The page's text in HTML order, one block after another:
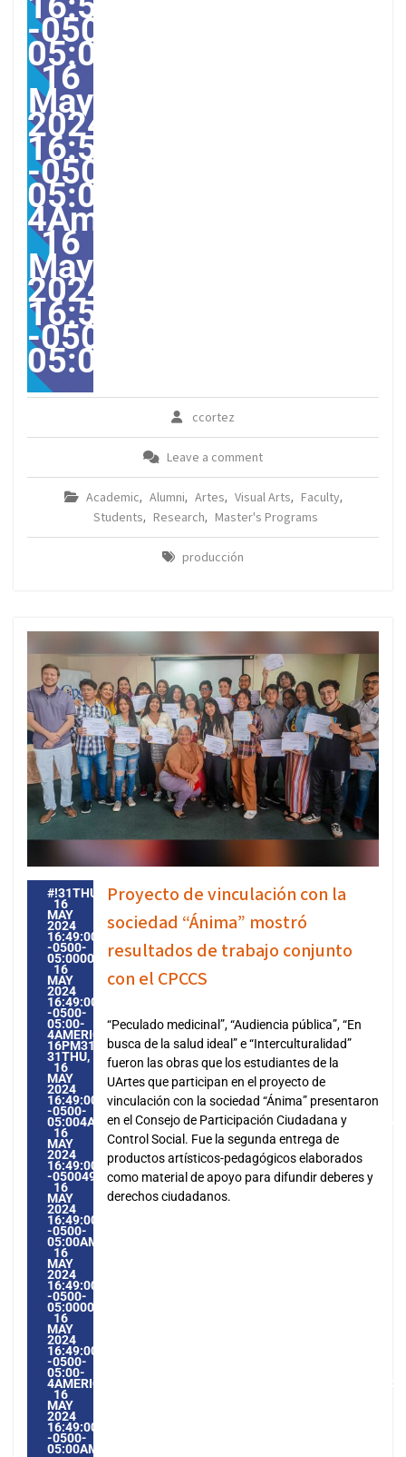
-0500-
05:000031#/31Thu,
16
May
2024
16:55:00
-0500-
05:00-
4America/
16
May
2024
16:55:00
-0500-
05:00America/
ccortez
Leave a comment
Academic, Alumni, Artes, Visual Arts, Faculty,
Students, Research, Master's Programs
producción
#!31THU,
16
MAY
2024
16:49:00
-0500-
05:000031#31THU,
16
MAY
2024
16:49:00
-0500-
05:00-
4AMERICA/GUAYAQUIL3131AMERICA/GUAYAQUIL202431
16PM31PM-
31THU,
16
MAY
2024
16:49:00
-0500-
05:004AMERICA/GUAYAQUIL3131AMERICA/
16
MAY
2024
16:49:00
-0500494495PMTHURSDAY=1009#!31THU,
16
MAY
2024
16:49:00
-0500-
05:00AMERICA/GUAYAQUIL5#MAY#!31THU,
16
MAY
2024
16:49:00
-0500-
05:000031#/31THU,
16
MAY
2024
16:49:00
-0500-
05:00-
4AMERICA/GUAYAQUIL3131AMERICA/
16
MAY
2024
16:49:00
-0500-
05:00AMERICA/GUAYAQUIL5#
Proyecto de vinculación con la
sociedad “Ánima” mostró
resultados de trabajo conjunto
con el CPCCS
“Peculado medicinal”, “Audiencia pública”, “En
busca de la salud ideal” e “Interculturalidad”
fueron las obras que los estudiantes de la
UArtes que participan en el proyecto de
vinculación con la sociedad “Ánima” presentaron
en el Consejo de Participación Ciudadana y
Control Social. Fue la segunda entrega de
productos artísticos-pedagógicos elaborados
como material de apoyo para difundir deberes y
derechos ciudadanos.